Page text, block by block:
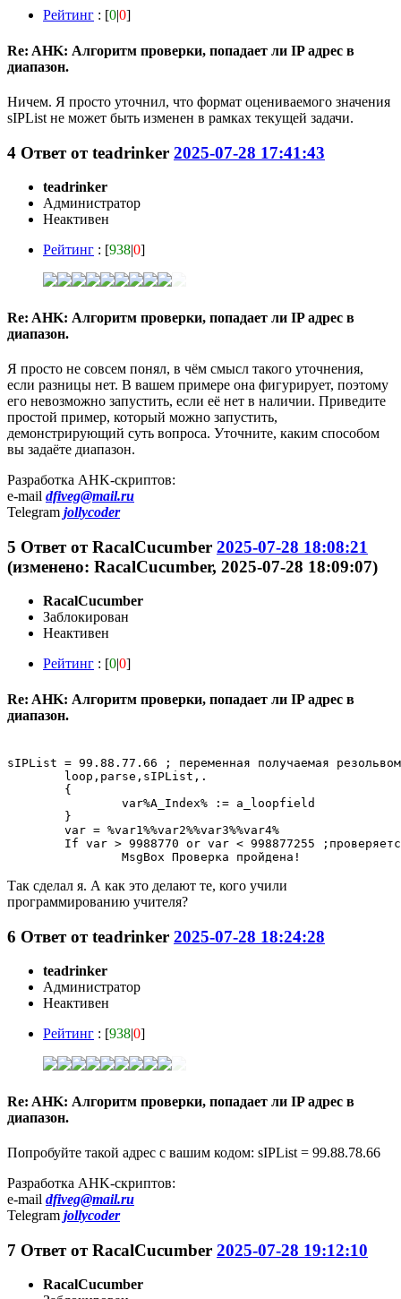
Рейтинг : [0|0]
Re: AHK: Алгоритм проверки, попадает ли IP адрес в
диапазон.
Ничем. Я просто уточнил, что формат оцениваемого значения
sIPList не может быть изменен в рамках текущей задачи.
4 Ответ отteadrinker 2025-07-28 17:41:43
teadrinker
Администратор
Неактивен
Рейтинг : [938|0]
Re: AHK: Алгоритм проверки, попадает ли IP адрес в
диапазон.
Я просто не совсем понял, в чём смысл такого уточнения,
если разницы нет. В вашем примере она фигурирует, поэтому
его невозможно запустить, если её нет в наличии. Приведите
простой пример, который можно запустить,
демонстрирующий суть вопроса. Уточните, каким способом
вы задаёте диапазон.
Разработка AHK-скриптов:
e-mail dfiveg@mail.ru
Telegram jollycoder
5 Ответ отRacalCucumber 2025-07-28 18:08:21
(изменено: RacalCucumber, 2025-07-28 18:09:07)
RacalCucumber
Заблокирован
Неактивен
Рейтинг : [0|0]
Re: AHK: Алгоритм проверки, попадает ли IP адрес в
диапазон.
sIPList = 99.88.77.66 ; переменная получаемая
Так сделал я. А как это делают те, кого учили
программированию учителя?
6 Ответ отteadrinker 2025-07-28 18:24:28
teadrinker
Администратор
Неактивен
Рейтинг : [938|0]
Re: AHK: Алгоритм проверки, попадает ли IP адрес в
диапазон.
Попробуйте такой адрес с вашим кодом: sIPList = 99.88.78.66
Разработка AHK-скриптов:
e-mail dfiveg@mail.ru
Telegram jollycoder
7 Ответ отRacalCucumber 2025-07-28 19:12:10
RacalCucumber